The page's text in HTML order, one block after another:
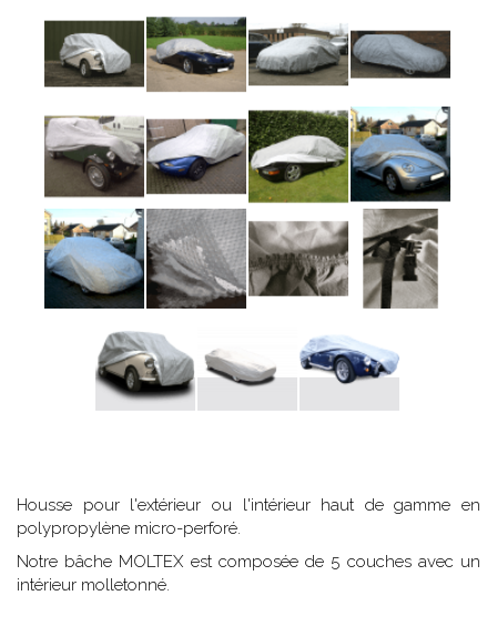
Housse pour l'extérieur ou l'intérieur haut de gamme en
polypropylène micro-perforé.
Notre bâche MOLTEX est composée de 5 couches avec un
intérieur molletonné.